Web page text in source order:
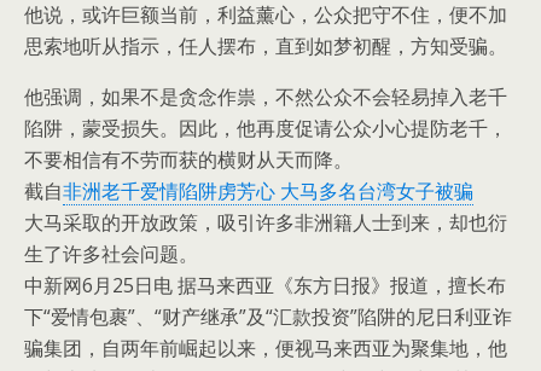
他说，或许巨额当前，利益薰心，公众把守不住，便不加
思索地听从指示，任人摆布，直到如梦初醒，方知受骗。
他强调，如果不是贪念作祟，不然公众不会轻易掉入老千
陷阱，蒙受损失。因此，他再度促请公众小心提防老千，
不要相信有不劳而获的横财从天而降。
截自非洲老千爱情陷阱虏芳心 大马多名台湾女子被骗
大马采取的开放政策，吸引许多非洲籍人士到来，却也衍
生了许多社会问题。
中新网6月25日电 据马来西亚《东方日报》报道，擅长布
下“爱情包裹”、“财产继承”及“汇款投资”陷阱的尼日利亚诈
骗集团，自两年前崛起以来，便视马来西亚为聚集地，他